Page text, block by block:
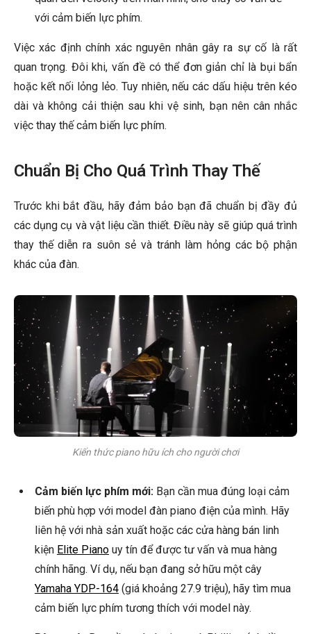
với cảm biến lực phím.
Việc xác định chính xác nguyên nhân gây ra sự cố là rất
quan trọng. Đôi khi, vấn đề có thể đơn giản chỉ là bụi bẩn
hoặc kết nối lỏng lẻo. Tuy nhiên, nếu các dấu hiệu trên kéo
dài và không cải thiện sau khi vệ sinh, bạn nên cân nhắc
việc thay thế cảm biến lực phím.
Chuẩn Bị Cho Quá Trình Thay Thế
Trước khi bắt đầu, hãy đảm bảo bạn đã chuẩn bị đầy đủ
các dụng cụ và vật liệu cần thiết. Điều này sẽ giúp quá trình
thay thế diễn ra suôn sẻ và tránh làm hỏng các bộ phận
khác của đàn.
Kiến thức piano hữu ích cho người chơi
Cảm biến lực phím mới: Bạn cần mua đúng loại cảm
biến phù hợp với model đàn piano điện của mình. Hãy
liên hệ với nhà sản xuất hoặc các cửa hàng bán linh
kiện Elite Piano uy tín để được tư vấn và mua hàng
chính hãng. Ví dụ, nếu bạn đang sở hữu một cây
Yamaha YDP-164 (giá khoảng 27.9 triệu), hãy tìm mua
cảm biến lực phím tương thích với model này.